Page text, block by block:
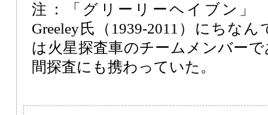
注：「グリーリーヘイブン」
Greeley氏（1939-2011）にちな
は火星探査車のチームメンバー
間探査にも携わっていた。